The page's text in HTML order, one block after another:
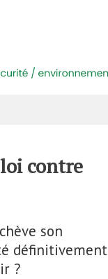
contre
son
définitivement
?